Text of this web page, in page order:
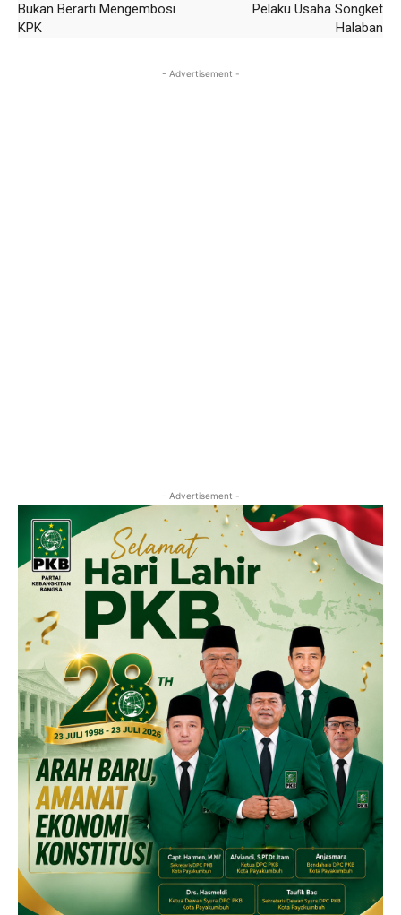
Bukan Berarti Mengembosi
KPK
Pelaku Usaha Songket
Halaban
- Advertisement -
- Advertisement -